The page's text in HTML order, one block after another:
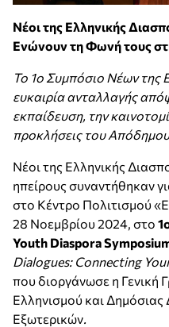
Νέοι της Ελληνικής
Ενώνουν τη Φωνή τους
Το 1ο Συμπόσιο Νέων της
ευκαιρία ανταλλαγής
εκπαίδευση, την
προκλήσεις του
Νέοι της Ελληνικής
ηπείρους συναντήθηκαν
στο Κέντρο Πολιτισμού
28 Νοεμβρίου 2024, στο
Youth Diaspora
Dialogues: Connecting
που διοργάνωσε η Γενική
Ελληνισμού και
Εξωτερικών.